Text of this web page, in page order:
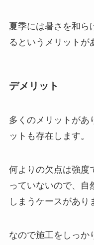
夏季には暑さを和ら
るというメリットが
デメリット
多くのメリットがあ
ットも存在します。
何よりの欠点は強度
っていないので、自
しまうケースがあり
なので施工をしっか